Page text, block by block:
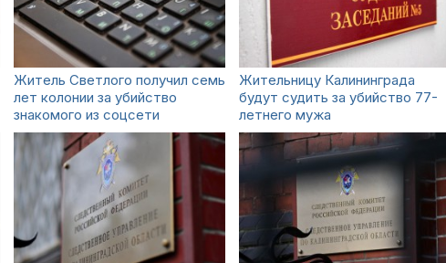
Житель Светлого получил семь
лет колонии за убийство
знакомого из соцсети
Жительницу Калининграда
будут судить за убийство 77-
летнего мужа